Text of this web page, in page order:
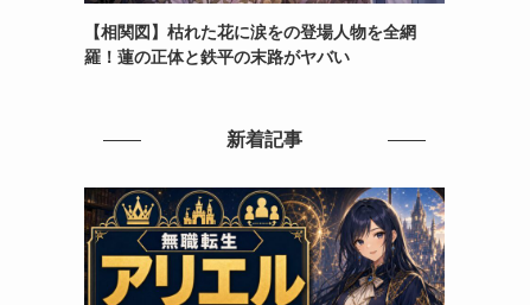
【相関図】枯れた花に涙をの登場人物を全網
羅！蓮の正体と鉄平の末路がヤバい
新着記事